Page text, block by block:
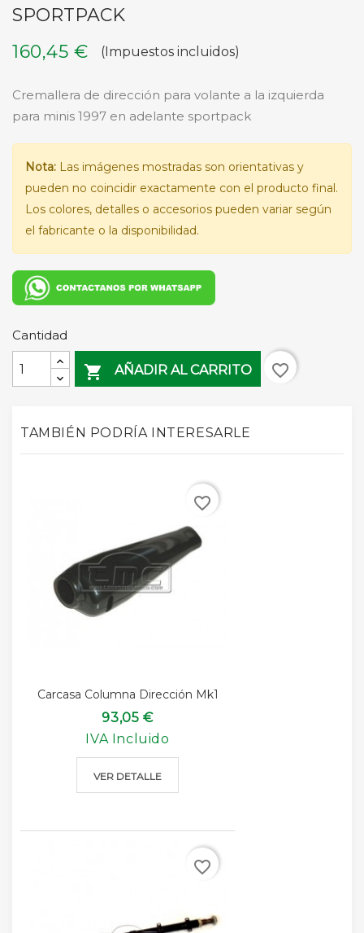
SPORTPACK
160,45 €
(Impuestos incluidos)
Cremallera de dirección para volante a la izquierda
para minis 1997 en adelante sportpack
Nota: Las imágenes mostradas son orientativas y
pueden no coincidir exactamente con el producto final.
Los colores, detalles o accesorios pueden variar según
el fabricante o la disponibilidad.
Cantidad
 AÑADIR AL CARRITO favorite_border
TAMBIÉN PODRÍA INTERESARLE
Carcasa Columna Dirección Mk1
93,05 €
IVA Incluido
VER DETALLE
favorite_border
favorite_border